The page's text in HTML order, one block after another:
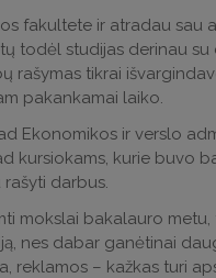
fakultete ir atradau sau
todėl studijas derinau
rašymas tikrai
pakankamai laiko.
Ekonomikos ir verslo
kursiokams, kurie buvo
darbus.
mokslai bakalauro
nes dabar ganėtinai
reklamos – kažkas turi